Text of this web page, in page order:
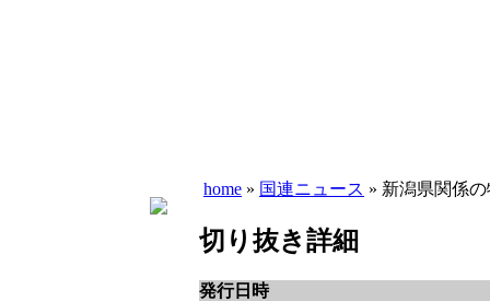
home » 国連ニュース » 新潟県関係
切り抜き詳細
発行日時